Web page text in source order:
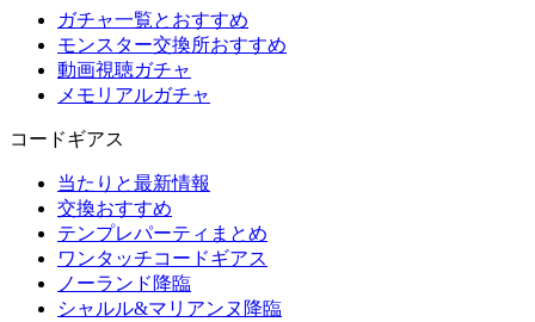
ガチャ一覧とおすすめ
モンスター交換所おすすめ
動画視聴ガチャ
メモリアルガチャ
コードギアス
当たりと最新情報
交換おすすめ
テンプレパーティまとめ
ワンタッチコードギアス
ノーランド降臨
シャルル&マリアンヌ降臨